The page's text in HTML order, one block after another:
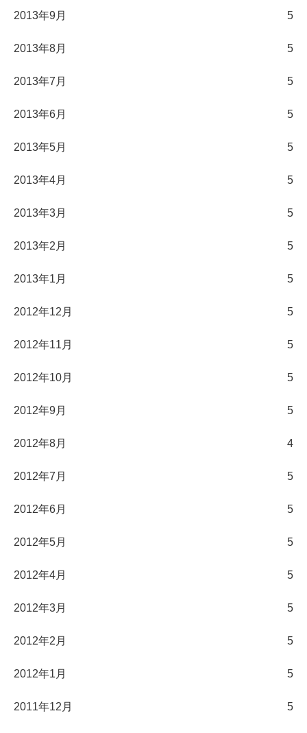
2013年9月 5
2013年8月 5
2013年7月 5
2013年6月 5
2013年5月 5
2013年4月 5
2013年3月 5
2013年2月 5
2013年1月 5
2012年12月 5
2012年11月 5
2012年10月 5
2012年9月 5
2012年8月 4
2012年7月 5
2012年6月 5
2012年5月 5
2012年4月 5
2012年3月 5
2012年2月 5
2012年1月 5
2011年12月 5